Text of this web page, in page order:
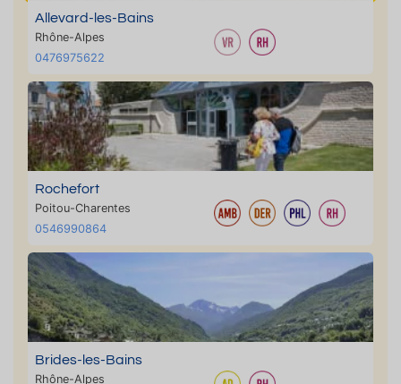
Allevard-les-Bains
Rhône-Alpes
0476975622
Rochefort
Poitou-Charentes
0546990864
Brides-les-Bains
Rhône-Alpes